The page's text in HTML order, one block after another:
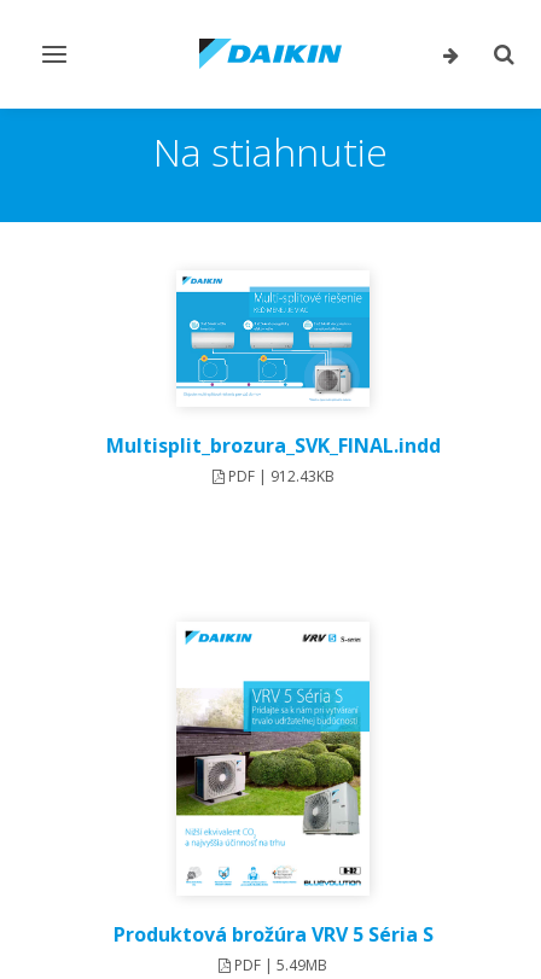
Prepnúť
Na stiahnutie
Multisplit_brozura_SVK_FINAL.indd
PDF | 912.43KB
Produktová brožúra VRV 5 Séria S
PDF | 5.49MB